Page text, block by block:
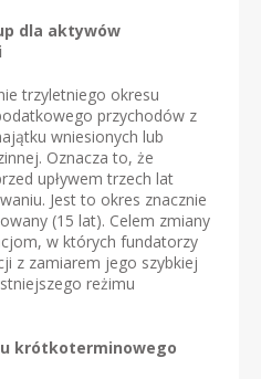
dla aktywów
trzyletniego okresu
przychodów z
wniesionych lub
Oznacza to, że
upływem trzech lat
Jest to okres znacznie
(15 lat). Celem zmiany
w których fundatorzy
z zamiarem jego szybkiej
reżimu
krótkoterminowego